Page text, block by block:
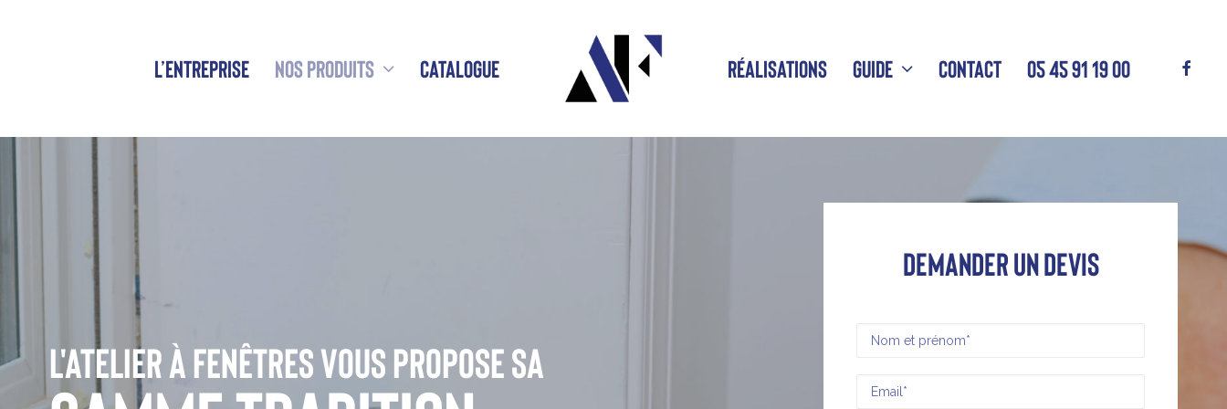
L’ENTREPRISE NOS PRODUITS CATALOGUE RÉALISATIONS GUIDE CONTACT 05 45 91 19 00
L'Atelier à Fenêtres vous propose sa
Demander un devis